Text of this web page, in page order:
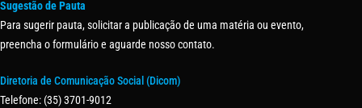
Sugestão de Pauta
Para sugerir pauta, solicitar a publicação de uma matéria ou evento,
preencha o formulário e aguarde nosso contato.
Diretoria de Comunicação Social (Dicom)
Telefone: (35) 3701-9012